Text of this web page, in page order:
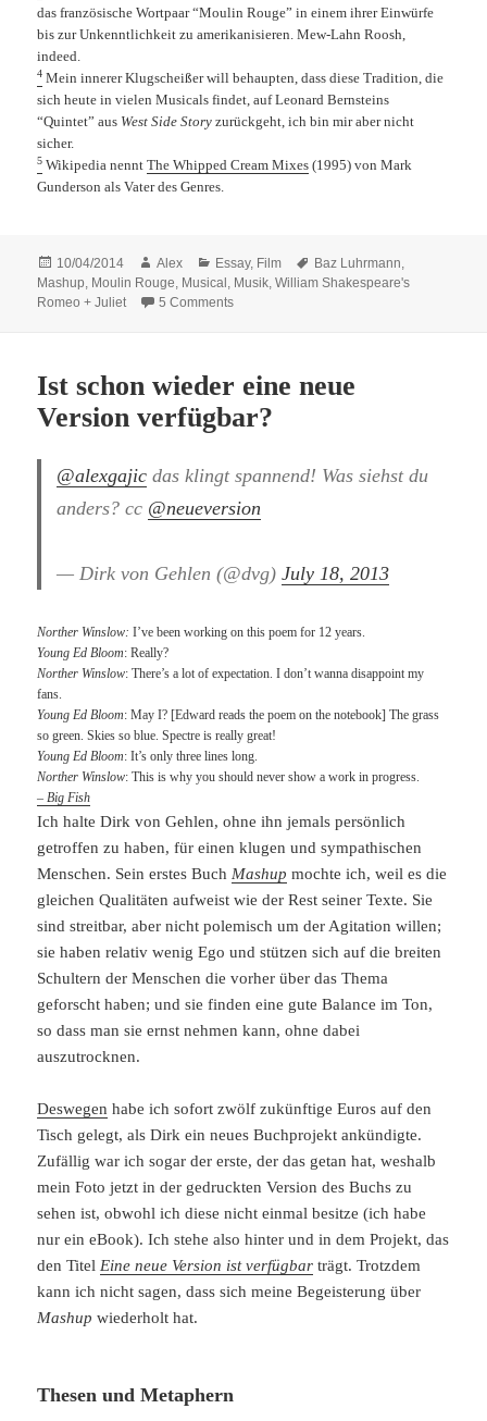
das französische Wortpaar “Moulin Rouge” in einem ihrer Einwürfe
bis zur Unkenntlichkeit zu amerikanisieren. Mew-Lahn Roosh,
indeed.
4 Mein innerer Klugscheißer will behaupten, dass diese Tradition, die
sich heute in vielen Musicals findet, auf Leonard Bernsteins
“Quintet” aus West Side Story zurückgeht, ich bin mir aber nicht
sicher.
5 Wikipedia nenntThe Whipped Cream Mixes (1995) von Mark
Gunderson als Vater des Genres.
Posted
on
10/04/2014 Author
Alex Categories
Essay, Film Tags
Baz Luhrmann,
Mashup, Moulin Rouge, Musical , Musik,William Shakespeare's
Romeo + Juliet
5 Commentson No Children of the Revolution: Das
Ist schon wieder eine neue
Version verfügbar?
@alexgajic das klingt spannend! Was siehst du
anders? cc @neueversion
— Dirk von Gehlen (@dvg)July 18, 2013
Norther Winslow: I’ve been working on this poem for 12 years.
Young Ed Bloom: Really?
Norther Winslow: There’s a lot of expectation. I don’t wanna disappoint my
fans.
Young Ed Bloom: May I? [Edward reads the poem on the notebook] The grass
so green. Skies so blue. Spectre is really great!
Young Ed Bloom: It’s only three lines long.
Norther Winslow: This is why you should never show a work in progress.
–Big Fish
Ich halte Dirk von Gehlen, ohne ihn jemals persönlich
getroffen zu haben, für einen klugen und sympathischen
Menschen. Sein erstes Buch Mashup mochte ich, weil es die
gleichen Qualitäten aufweist wie der Rest seiner Texte. Sie
sind streitbar, aber nicht polemisch um der Agitation willen;
sie haben relativ wenig Ego und stützen sich auf die breiten
Schultern der Menschen die vorher über das Thema
geforscht haben; und sie finden eine gute Balance im Ton,
so dass man sie ernst nehmen kann, ohne dabei
auszutrocknen.
Deswegen habe ich sofort zwölf zukünftige Euros auf den
Tisch gelegt, als Dirk ein neues Buchprojekt ankündigte.
Zufällig war ich sogar der erste, der das getan hat, weshalb
mein Foto jetzt in der gedruckten Version des Buchs zu
sehen ist, obwohl ich diese nicht einmal besitze (ich habe
nur ein eBook). Ich stehe also hinter und in dem Projekt, das
den Titel Eine neue Version ist verfügbar trägt. Trotzdem
kann ich nicht sagen, dass sich meine Begeisterung über
Mashup wiederholt hat.
Thesen und Metaphern